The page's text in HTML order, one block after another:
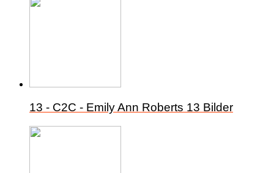
13 - C2C - Emily Ann Roberts 13 Bilder